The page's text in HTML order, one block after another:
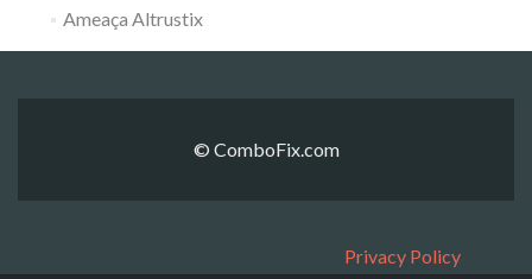
Ameaça Altrustix
© ComboFix.com
Privacy Policy